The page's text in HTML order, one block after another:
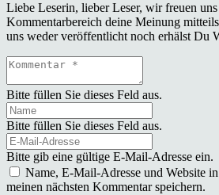
Liebe Leserin, lieber Leser, wir freuen
Kommentarbereich deine Meinung
uns weder veröffentlicht noch erhälst Du
Bitte füllen Sie dieses Feld aus.
Bitte füllen Sie dieses Feld aus.
Bitte gib eine gültige E-Mail-Adresse ein.
Name, E-Mail-Adresse und Website
meinen nächsten Kommentar speichern.